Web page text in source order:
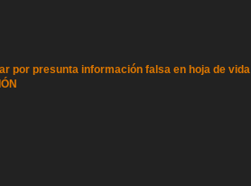
por presunta información falsa en hoja de vida